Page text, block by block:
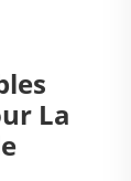
La